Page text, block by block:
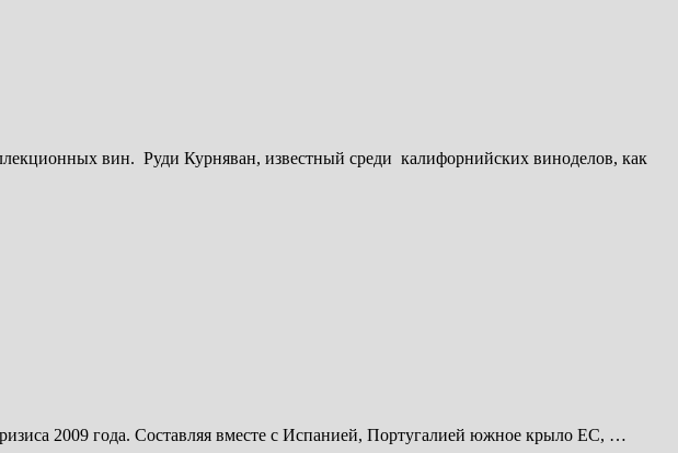
вин. Руди Курняван, известный среди калифорнийских виноделов, как
2009 года. Составляя вместе с Испанией, Португалией южное крыло ЕС, …